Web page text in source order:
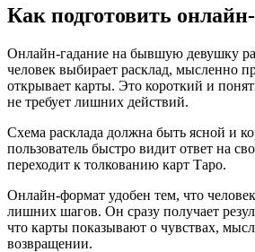
Как подготовить
Онлайн-гадание на бывшую девушку
человек выбирает расклад, мысленно
открывает карты. Это короткий и
не требует лишних действий.
Схема расклада должна быть ясной и
пользователь быстро видит ответ на
переходит к толкованию карт Таро.
Онлайн-формат удобен тем, что
лишних шагов. Он сразу получает
что карты показывают о чувствах,
возвращении.